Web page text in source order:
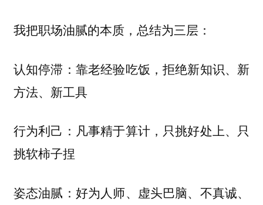
我把职场油腻的本质，总结为三层：
认知停滞 ：靠老经验吃饭，拒绝新知识、新
方法、新工具
行为利己 ：凡事精于算计，只挑好处上、只
挑软柿子捏
姿态油腻 ：好为人师、虚头巴脑、不真诚、